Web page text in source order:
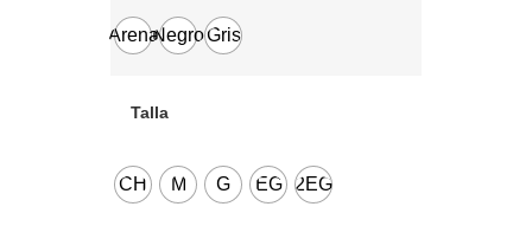
ArenaNegroGris
Talla
CH M G EG 2EG